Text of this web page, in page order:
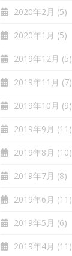
2020年2月 (5)
2020年1月 (5)
2019年12月 (5)
2019年11月 (7)
2019年10月 (9)
2019年9月 (11)
2019年8月 (10)
2019年7月 (8)
2019年6月 (11)
2019年5月 (6)
2019年4月 (11)